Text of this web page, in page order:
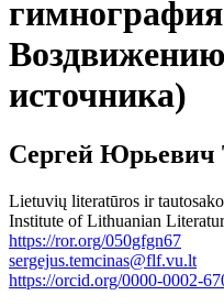
источника)
Сергей Юрьевич
Lietuvių literatūros ir
Institute of Lithuanian
https://ror.org/050gfgn67
sergejus.temcinas@flf.vu.lt
https://orcid.org/0000-0002-